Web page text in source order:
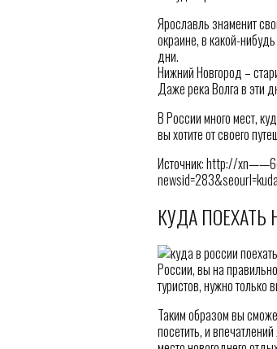
Ярославль знаменит
окраине, в какой-
дни.
Нижний Новгород –
Даже река Волга в эти
В России много мест,
вы хотите от своего
Источник: http://
КУДА ПОЕХАТЬ
России, вы на
туристов, нужно
Таким образом вы
посетить, и